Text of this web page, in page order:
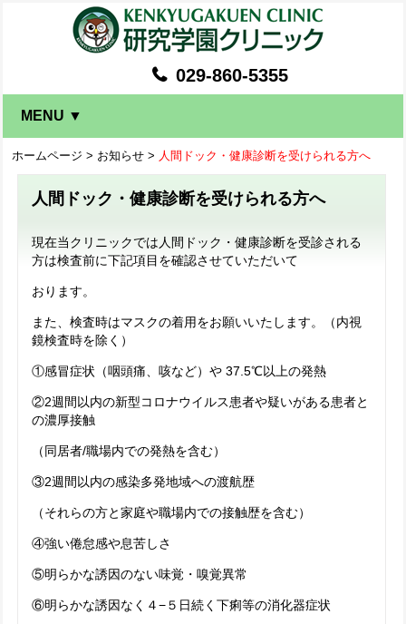
029-860-5355
MENU ▼
ホームページ > お知らせ > 人間ドック・健康診断を受けられる方へ
人間ドック・健康診断を受けられる方へ
現在当クリニックでは人間ドック・健康診断を受診される
方は検査前に下記項目を確認させていただいて
おります。
また、検査時はマスクの着用をお願いいたします。（内視
鏡検査時を除く）
①感冒症状（咽頭痛、咳など）や 37.5℃以上の発熱
②2週間以内の新型コロナウイルス患者や疑いがある患者と
の濃厚接触
（同居者/職場内での発熱を含む）
③2週間以内の感染多発地域への渡航歴
（それらの方と家庭や職場内での接触歴を含む）
④強い倦怠感や息苦しさ
⑤明らかな誘因のない味覚・嗅覚異常
⑥明らかな誘因なく４−５日続く下痢等の消化器症状